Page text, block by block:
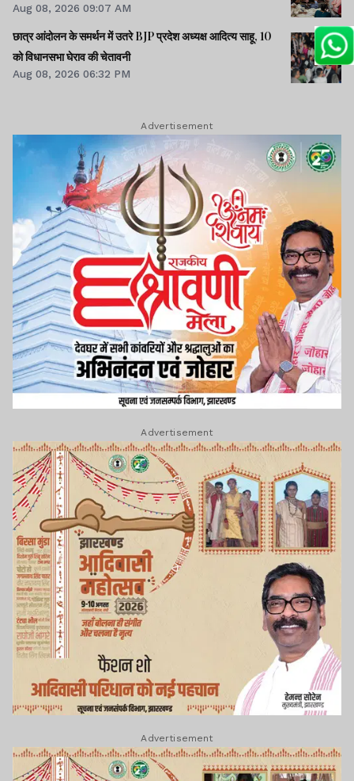
Aug 08, 2026 09:07 AM
छात्र आंदोलन के समर्थन में उतरे BJP प्रदेश अध्यक्ष आदित्य साहू, 10
को विधानसभा घेराव की चेतावनी
Aug 08, 2026 06:32 PM
Advertisement
Advertisement
Advertisement